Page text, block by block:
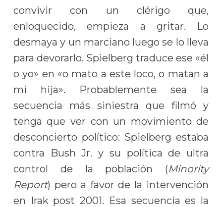
convivir con un clérigo que,
enloquecido, empieza a gritar. Lo
desmaya y un marciano luego se lo lleva
para devorarlo. Spielberg traduce ese «él
o yo» en «o mato a este loco, o matan a
mi hija». Probablemente sea la
secuencia más siniestra que filmó y
tenga que ver con un movimiento de
desconcierto político: Spielberg estaba
contra Bush Jr. y su política de ultra
control de la población (Minority
Report) pero a favor de la intervención
en Irak post 2001. Esa secuencia es la